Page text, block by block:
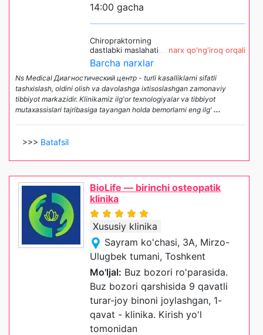
14:00 gacha
Chiropraktorning
dastlabki maslahati
narx qo'ng'iroq orqali
Barcha narxlar
Ns Medical Диагностический центр - turli kasalliklarni sifatli
tashxislash, oldini olish va davolashga ixtisoslashgan zamonaviy
tibbiyot markazidir. Klinikamiz ilg'or texnologiyalar va tibbiyot
mutaxassislari tajribasiga tayangan holda bemorlarni eng ilg' ...
>>> Batafsil
BioLife — birinchi osteopatik
klinika
Xususiy klinika
Sayram ko'chasi, 3A, Mirzo-
Ulugbek tumani, Toshkent
Mo'ljal: Buz bozori ro'parasida.
Buz bozori qarshisida 9 qavatli
turar-joy binoni joylashgan, 1-
qavat - klinika. Kirish yo'l
tomonidan